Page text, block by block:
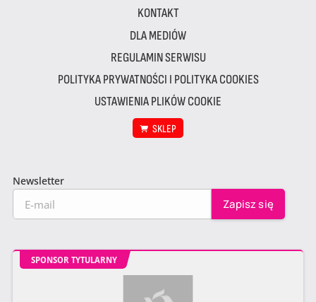
KONTAKT
DLA MEDIÓW
REGULAMIN SERWISU
POLITYKA PRYWATNOŚCI I POLITYKA COOKIES
USTAWIENIA PLIKÓW COOKIE
SKLEP
Newsletter
SPONSOR TYTULARNY